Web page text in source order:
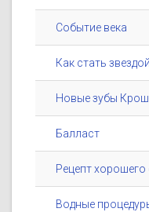
Событие века
Как стать звездой
Новые зубы
Балласт
Рецепт хорошего
Водные